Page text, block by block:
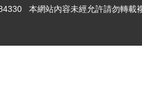
本網站內容未經允許請勿轉載複